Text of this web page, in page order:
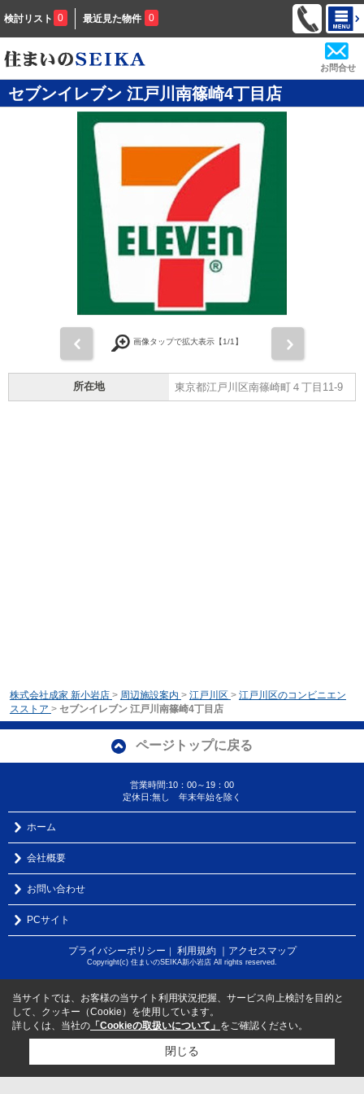
検討リスト 0 最近見た物件 0
お問合せ
セブンイレブン 江戸川南篠崎4丁目店
画像タップで拡大表示【1/1】
所在地 東京都江戸川区南篠崎町４丁目11-9
株式会社成家 新小岩店 > 周辺施設案内 > 江戸川区 > 江戸川区のコンビニエン
スストア > セブンイレブン 江戸川南篠崎4丁目店
ページトップに戻る
営業時間:10：00～19：00
定休日:無し 年末年始を除く
ホーム
会社概要
お問い合わせ
PCサイト
プライバシーポリシー ｜ 利用規約 ｜アクセスマップ
Copyright(c) 住まいのSEIKA新小岩店 All rights reserved.
当サイトでは、お客様の当サイト利用状況把握、サービス向上検討を目的と
して、クッキー（Cookie）を使用しています。
詳しくは、当社の 「Cookieの取扱いについて」 をご確認ください。
閉じる